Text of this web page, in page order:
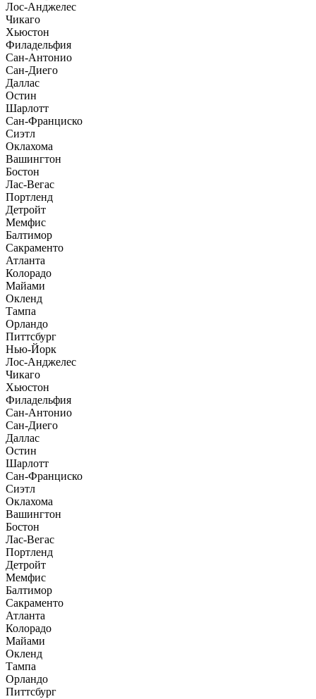
Лос-Анджелес
Чикаго
Хьюстон
Филадельфия
Сан-Антонио
Сан-Диего
Даллас
Остин
Шарлотт
Сан-Франциско
Сиэтл
Оклахома
Вашингтон
Бостон
Лас-Вегас
Портленд
Детройт
Мемфис
Балтимор
Сакраменто
Атланта
Колорадо
Майами
Окленд
Тампа
Орландо
Питтсбург
Нью-Йорк
Лос-Анджелес
Чикаго
Хьюстон
Филадельфия
Сан-Антонио
Сан-Диего
Даллас
Остин
Шарлотт
Сан-Франциско
Сиэтл
Оклахома
Вашингтон
Бостон
Лас-Вегас
Портленд
Детройт
Мемфис
Балтимор
Сакраменто
Атланта
Колорадо
Майами
Окленд
Тампа
Орландо
Питтсбург